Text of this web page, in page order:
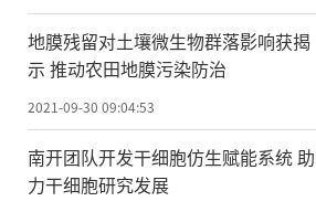
地膜残留对土壤微生物群落影响获揭
示 推动农田地膜污染防治
2021-09-30 09:04:53
南开团队开发干细胞仿生赋能系统 助
力干细胞研究发展